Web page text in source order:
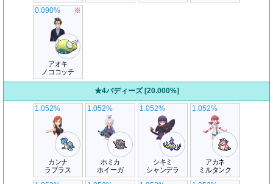
アオキ
ノココッチ
0.090% ※
★4バディーズ [20.000%]
カンナ
ラプラス
1.052%
ホミカ
ホイーガ
1.052%
シキミ
シャンデラ
1.052%
アカネ
ミルタンク
1.052%